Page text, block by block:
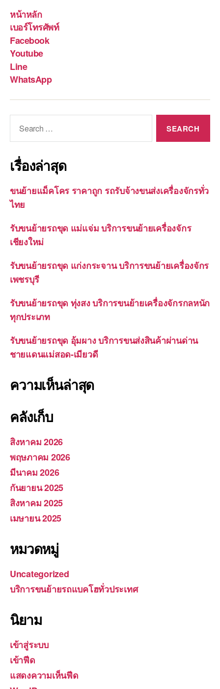
หน้าหลัก
เบอร์โทรศัพท์
Facebook
Youtube
Line
WhatsApp
เรื่องล่าสุด
ขนย้ายแม็คโคร ราคาถูก รถรับจ้างขนส่งเครื่องจักรทั่ว
ไทย
รับขนย้ายรถขุด แม่แจ่ม บริการขนย้ายเครื่องจักร
เชียงใหม่
รับขนย้ายรถขุด แก่งกระจาน บริการขนย้ายเครื่องจักร
เพชรบุรี
รับขนย้ายรถขุด ทุ่งสง บริการขนย้ายเครื่องจักรกลหนัก
ทุกประเภท
รับขนย้ายรถขุด อุ้มผาง บริการขนส่งสินค้าผ่านด่าน
ชายแดนแม่สอด-เมียวดี
ความเห็นล่าสุด
คลังเก็บ
สิงหาคม 2026
พฤษภาคม 2026
มีนาคม 2026
กันยายน 2025
สิงหาคม 2025
เมษายน 2025
หมวดหมู่
Uncategorized
บริการขนย้ายรถแบคโฮทั่วประเทศ
นิยาม
เข้าสู่ระบบ
เข้าฟีด
แสดงความเห็นฟีด